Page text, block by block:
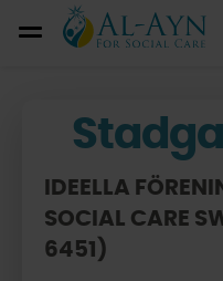
IDEELLA
SOCIAL CARE
6451)